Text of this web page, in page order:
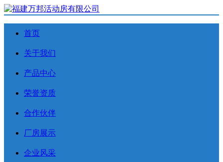
首页
关于我们
产品中心
荣誉资质
合作伙伴
厂房展示
企业风采